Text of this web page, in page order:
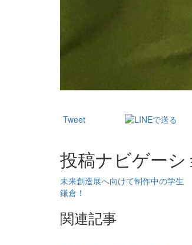
Tweet
投稿ナビゲーシ
未来創造展へ向けて制作中の学生
鎌倉！
関連記事